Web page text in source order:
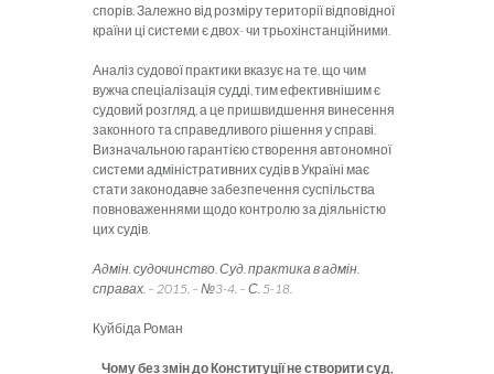
спорів. Залежно від розміру території відповідної
країни ці системи є двох- чи трьохінстанційними.
Аналіз судової практики вказує на те, що чим
вужча спеціалізація судді, тим ефективнішим є
судовий розгляд, а це пришвидшення винесення
законного та справедливого рішення у справі.
Визначальною гарантією створення автономної
системи адміністративних судів в Україні має
стати законодавче забезпечення суспільства
повноваженнями щодо контролю за діяльністю
цих судів.
Адмін. судочинство. Суд. практика в адмін.
справах. – 2015. – №3-4. – С. 5-18.
Куйбіда Роман
Чому без змін до Конституції не створити суд,